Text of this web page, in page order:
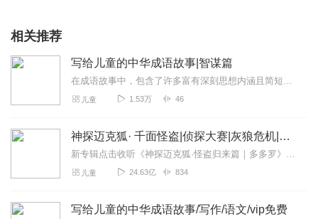
跟着听。懂得了里面的很多道理。主播声音好听，后期制作
2023-07-27
听友471210235
两得。
2023-07-26 1
中国成语故事，主播演绎的生动形象，小朋友很喜欢听，不
相关推荐
写给儿童的中华成语故事|智谋篇
在成语故事中，包含了许多富有深刻思想内涵且简短精辟易记易用的智谋内容的故事，能够增强读者的阅读兴趣。本书包括了瞒天过海、围魏救赵、借刀杀人、以逸待劳、趁火打劫、...
儿童 1.53万 46
神探迈克狐· 千面怪盗|侦探大赛|灰狼危机|多多罗
新专辑点击收听《神探迈克狐·怪盗归来篇｜多多罗》！！！>>>点击进入主播橱窗购买《神探迈克狐》系列图书吧!<<<多多罗故事【点击前往】收听多多罗其他好玩有趣的故...
儿童 24.63亿 834
写给儿童的中华成语故事/写作/语文/vip免费